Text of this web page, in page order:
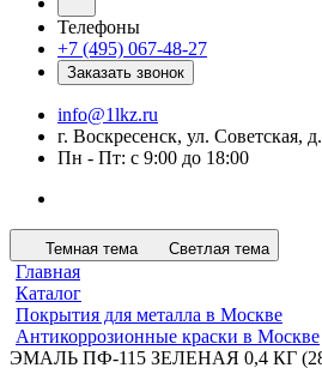
Телефоны
+7 (495) 067-48-27
Заказать звонок
info@1lkz.ru
г. Воскресенск, ул. Советская,
Пн - Пт: с 9:00 до 18:00
Темная тема Светлая тема
Главная
Каталог
Покрытия для металла в Москве
Антикоррозионные краски в Москве
ЭМАЛЬ ПФ-115 ЗЕЛЕНАЯ 0,4 КГ